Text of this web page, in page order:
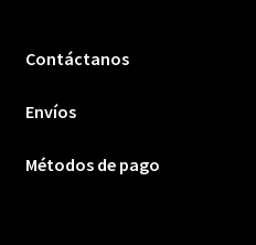
Contáctanos
Envíos
Métodos de pago